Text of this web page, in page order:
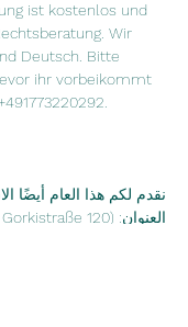
ist kostenlos und
Wir
Deutsch. Bitte
ihr vorbeikommt
نقدم لكم هذا العام أيضًا